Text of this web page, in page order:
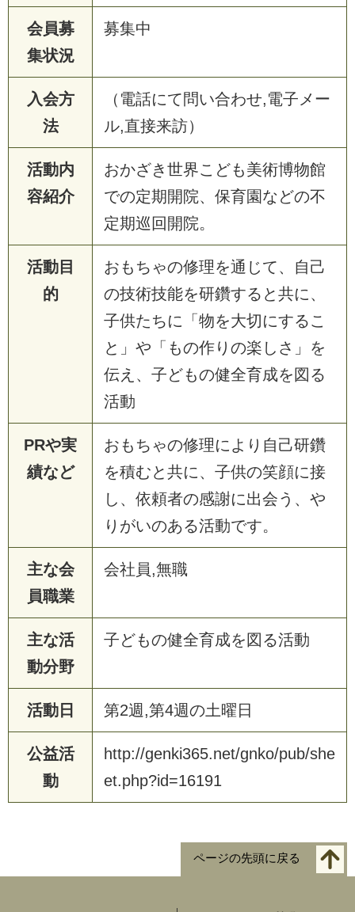
会員募
集状況
募集中
入会方
法
（電話にて問い合わせ,電子メー
ル,直接来訪）
活動内
容紹介
おかざき世界こども美術博物館
での定期開院、保育園などの不
定期巡回開院。
活動目
的
おもちゃの修理を通じて、自己
の技術技能を研鑽すると共に、
子供たちに「物を大切にするこ
と」や「もの作りの楽しさ」を
伝え、子どもの健全育成を図る
活動
PRや実
績など
おもちゃの修理により自己研鑽
を積むと共に、子供の笑顔に接
し、依頼者の感謝に出会う、や
りがいのある活動です。
主な会
員職業
会社員,無職
主な活
動分野
子どもの健全育成を図る活動
活動日 第2週,第4週の土曜日
公益活
動
http://genki365.net/gnko/pub/she
et.php?id=16191
ページの先頭に戻る